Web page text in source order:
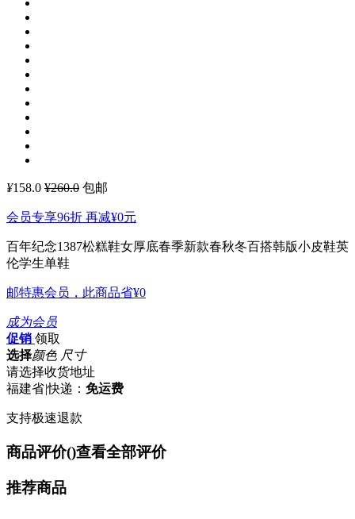
¥158.0 ¥260.0 包邮
会员专享96折 再减¥0元
百年纪念1387松糕鞋女厚底春季新款春秋冬百搭韩版小皮鞋英
伦学生单鞋
邮特惠会员，此商品省¥0
成为会员
促销 领取
选择颜色 尺寸
请选择收货地址
福建省|快递： 免运费
支持极速退款
商品评价()查看全部评价
推荐商品